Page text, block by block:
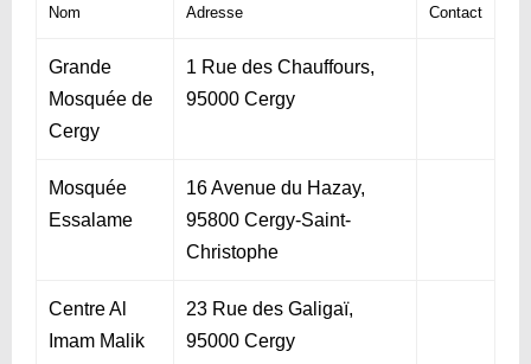
Nom Adresse Contact
Grande
Mosquée de
Cergy
1 Rue des Chauffours,
95000 Cergy
Mosquée
Essalame
16 Avenue du Hazay,
95800 Cergy-Saint-
Christophe
Centre Al
Imam Malik
23 Rue des Galigaï,
95000 Cergy